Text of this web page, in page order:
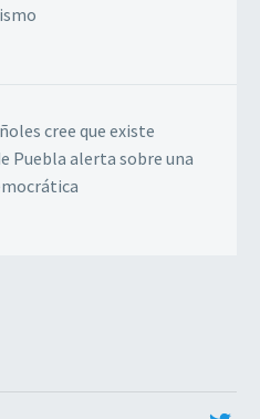
cree que existe
Puebla alerta sobre una